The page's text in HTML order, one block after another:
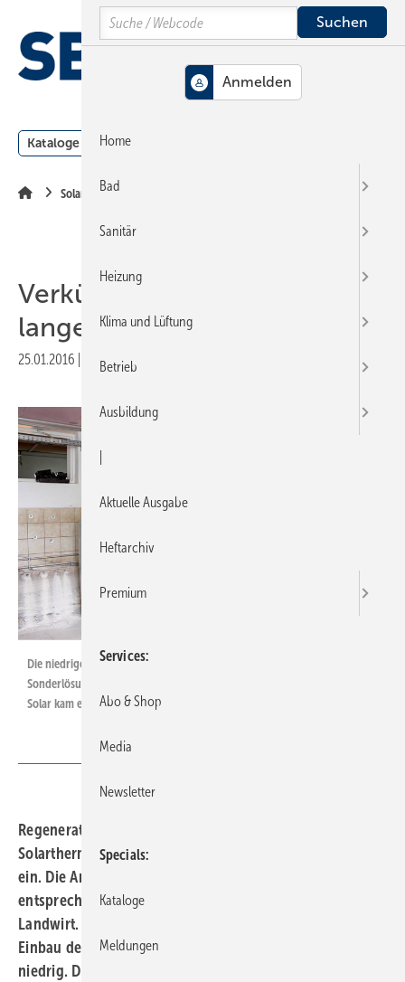
Hauptinhalt
Hauptmenü
SiteSearch
Kataloge Meldungen
Solarthermie
Verkürzter Pufferspeicher für
langen Ertrag
25.01.2016 Veröffentlicht in
Die niedrige Deckenhöhe des Schweinestalls führte zu einer
Sonderlösung beim Pufferspeicher. Als Einzelanfertigung von Citrin-
Solar kam er verkürzt auf die Baustelle.
Regenerative Energie
Solarthermie und Hackgutkessel einem Schweinestall
ein. Die Anlage erzeugt sogenannte Prozesswärme, eine
entsprechend hohe staatliche Förderung erhielt der
Landwirt. Ein Knackpunkt bei der Installation stellte der
Einbau der Pufferspeicher dar: Die Stalldecke war zu
niedrig. Der Beitrag beschreibt das Projekt.
Search
Home
Bad
Sanitär
Heizung
Klima und Lüftung
Betrieb
Ausbildung
Aktuelle Ausgabe
Heftarchiv
Premium
Services
Abo & Shop
Media
Newsletter
Specials
Kataloge
Meldungen